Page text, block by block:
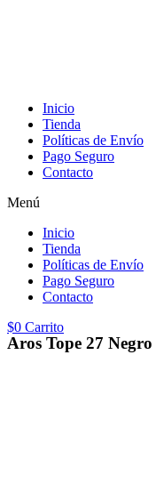
Inicio
Tienda
Políticas de Envío
Pago Seguro
Contacto
Menú
Inicio
Tienda
Políticas de Envío
Pago Seguro
Contacto
$0 Carrito
Aros Tope 27 Negro